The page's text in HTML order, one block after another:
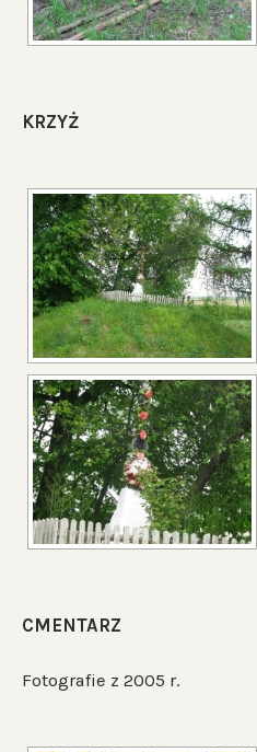
KRZYŻ
CMENTARZ
Fotografie z 2005 r.